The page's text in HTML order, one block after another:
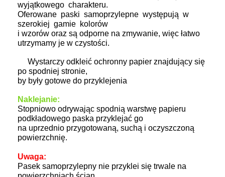
wyjątkowego charakteru.
Oferowane paski samoprzylepne występują w
szerokiej gamie kolorów
i wzorów oraz są odporne na zmywanie, więc łatwo
utrzymamy je w czystości.
Wystarczy odkleić ochronny papier znajdujący się
po spodniej stronie,
by były gotowe do przyklejenia
Naklejanie:
Stopniowo odrywając spodnią warstwę papieru
podkładowego paska przyklejać go
na uprzednio przygotowaną, suchą i oczyszczoną
powierzchnię.
Uwaga:
Pasek samoprzylepny nie przyklei się trwale na